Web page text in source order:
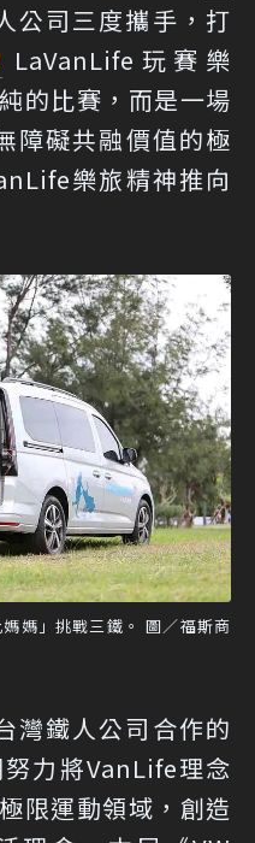
公司三度攜手，打
LaVanLife玩賽樂
的比賽，而是一場
障礙共融價值的極
樂旅精神推向
媽」挑戰三鐵。 圖／福斯商
灣鐵人公司合作的
力將VanLife理念
限運動領域，創造